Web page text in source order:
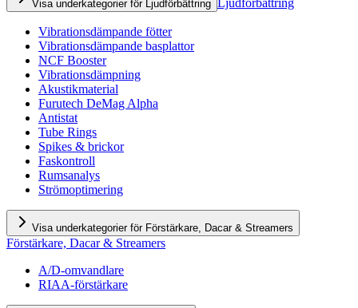
Visa underkategorier för Ljudförbättring
Vibrationsdämpande fötter
Vibrationsdämpande basplattor
NCF Booster
Vibrationsdämpning
Akustikmaterial
Furutech DeMag Alpha
Antistat
Tube Rings
Spikes & brickor
Faskontroll
Rumsanalys
Strömoptimering
Visa underkategorier för Förstärkare, Dacar & Streamers
Förstärkare, Dacar & Streamers
A/D-omvandlare
RIAA-förstärkare